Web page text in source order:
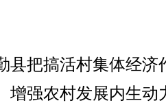
把搞活村集体经济
增强农村发展内生动